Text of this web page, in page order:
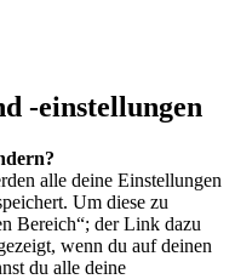
-einstellungen
alle deine Einstellungen
Um diese zu
Bereich“; der Link dazu
wenn du auf deinen
du alle deine